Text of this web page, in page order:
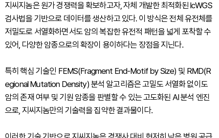
지씨지놈은 원가 경쟁력을 확보하고자, 자체 개발한 최적화된 lcWGS
검사법을 기반으로 데이터를 생산하고 있다. 이 방식은 전체 유전체를
저밀도로 서열화하면서도 암의 복잡한 유전적 패턴을 넓게 포착할 수
있어, 다양한 암종으로의 확장이 용이하다는 장점을 지닌다.
특히 핵심 기술인 FEMS(Fragment End-Motif by Size) 및 RMD(R
egional Mutation Density) 분석 알고리즘은 고밀도 서열화 없이도
암의 존재 여부 및 기원 암종을 판별할 수 있는 고도화된 AI 분석 엔진
으로, 지씨지놈만의 기술력을 집약한 결과물이다.